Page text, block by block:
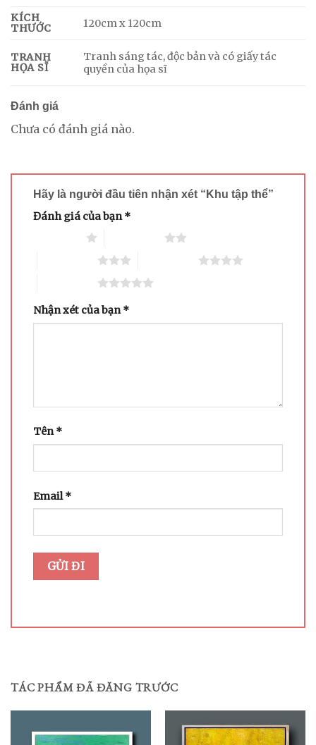
KÍCH
THƯỚC
120cm x 120cm
TRANH
HỌA SĨ
Tranh sáng tác, độc bản và có giấy tác
quyền của họa sĩ
Đánh giá
Chưa có đánh giá nào.
Hãy là người đầu tiên nhận xét “Khu tập thể”
Đánh giá của bạn*
Nhận xét của bạn*
Tên*
Email*
TÁC PHẨM ĐÃ ĐĂNG TRƯỚC